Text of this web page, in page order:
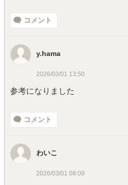
コメント
y.hama
2026/03/01 13:50
参考になりました
コメント
わいこ
2026/03/01 08:09